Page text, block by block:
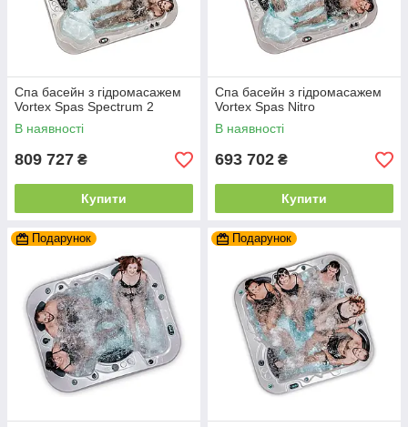
Спа басейн з гідромасажем
Vortex Spas Spectrum 2
В наявності
809 727 ₴
Купити
Спа басейн з гідромасажем
Vortex Spas Nitro
В наявності
693 702 ₴
Купити
Подарунок Подарунок